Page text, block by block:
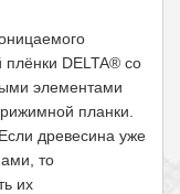
DELTA® со
элементами
планки.
древесина уже
то
их